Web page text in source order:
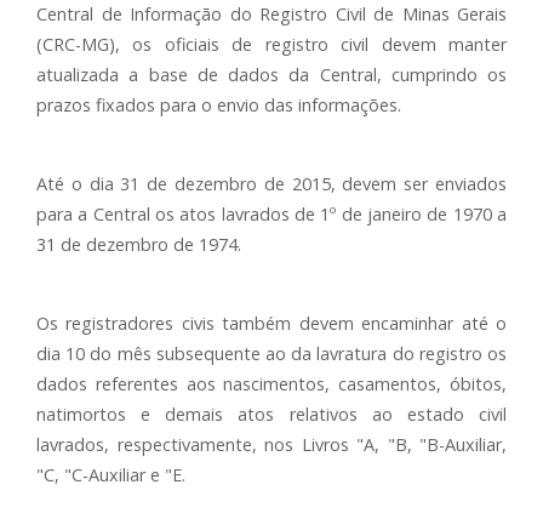
Central de Informação do Registro Civil de Minas Gerais
(CRC-MG), os oficiais de registro civil devem manter
atualizada a base de dados da Central, cumprindo os
prazos fixados para o envio das informações.
Até o dia 31 de dezembro de 2015, devem ser enviados
para a Central os atos lavrados de 1º de janeiro de 1970 a
31 de dezembro de 1974.
Os registradores civis também devem encaminhar até o
dia 10 do mês subsequente ao da lavratura do registro os
dados referentes aos nascimentos, casamentos, óbitos,
natimortos e demais atos relativos ao estado civil
lavrados, respectivamente, nos Livros "A, "B, "B-Auxiliar,
"C, "C-Auxiliar e "E.